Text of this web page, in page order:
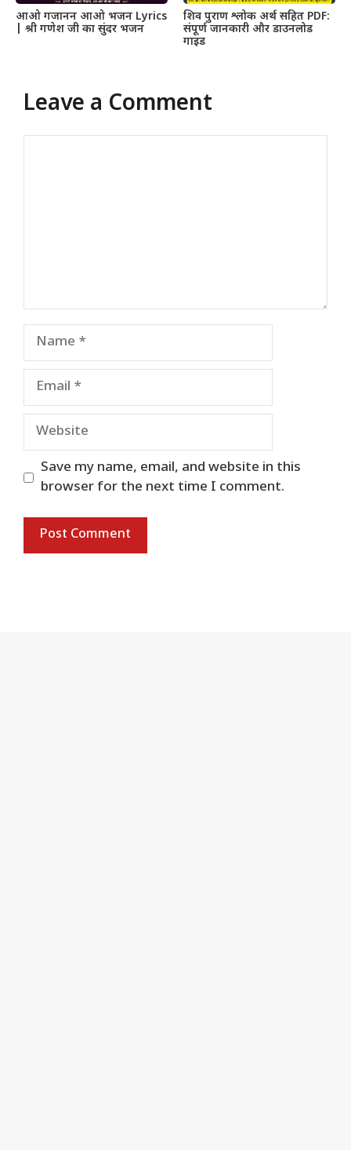
आओ गजानन आओ भजन Lyrics
| श्री गणेश जी का सुंदर भजन
शिव पुराण श्लोक अर्थ सहित PDF:
संपूर्ण जानकारी और डाउनलोड
गाइड
Leave a Comment
Name
Email
Website
Save my name, email, and website in this
browser for the next time I comment.